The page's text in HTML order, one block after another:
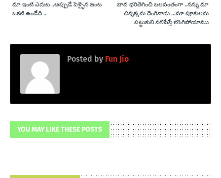
బావ భరితెగించి బలవంతంగా ..నన్ను మా
చిన్నక్కను దెంగినాడు ...మా పూకులను
పట్టుకుని నలిపేస్తే లొంగిపోయాము
మా ఇంటి ఎదుట ..అప్పుడే పెళ్ళైన జంట
ఒకటి ఉండేది ..
Posted by Fun Jio
YOU MAY LIKE THESE POSTS